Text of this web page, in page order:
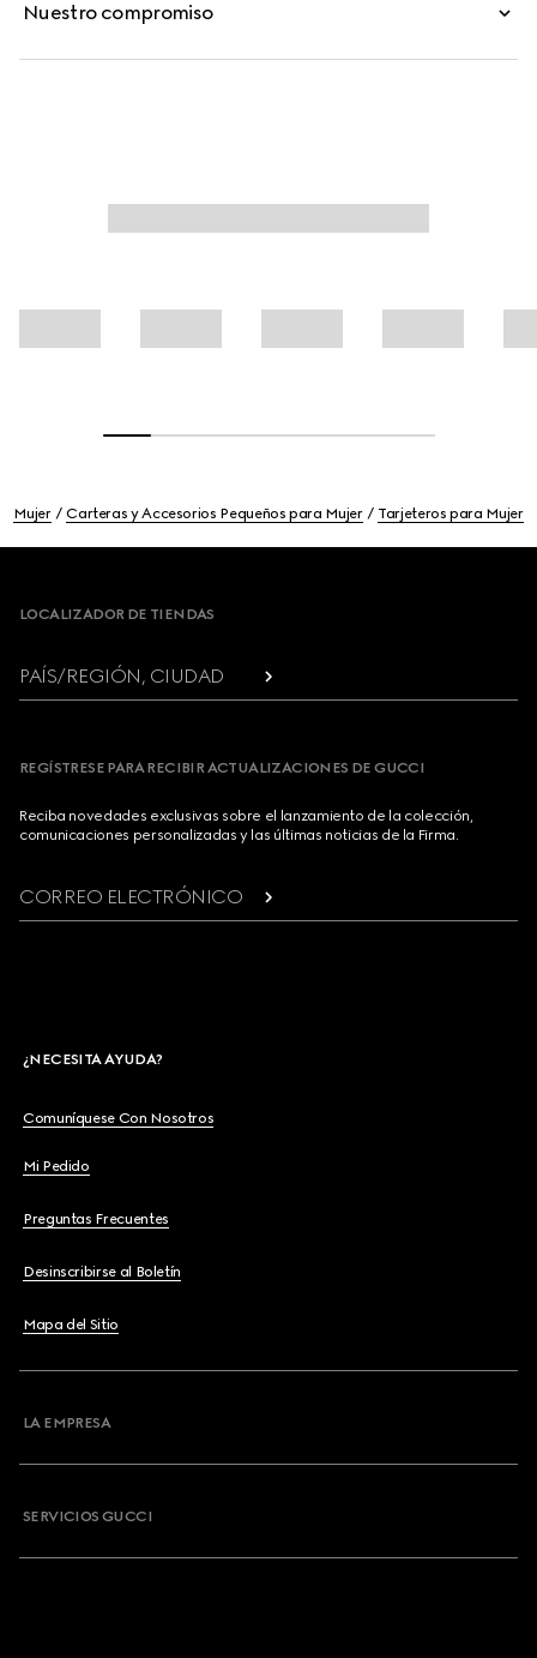
Nuestro compromiso
Mujer Carteras y Accesorios Pequeños para Mujer Tarjeteros para Mujer
LOCALIZADOR DE TIENDAS
PAÍS/REGIÓN, CIUDAD
REGÍSTRESE PARA RECIBIR ACTUALIZACIONES DE GUCCI
Reciba novedades exclusivas sobre el lanzamiento de la colección,
comunicaciones personalizadas y las últimas noticias de la Firma.
CORREO ELECTRÓNICO
¿NECESITA AYUDA?
Comuníquese Con Nosotros
Mi Pedido
Preguntas Frecuentes
Desinscribirse al Boletín
Mapa del Sitio
LA EMPRESA
SERVICIOS GUCCI